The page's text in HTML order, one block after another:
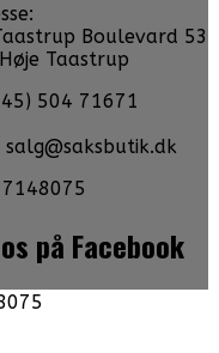
Boulevard 53
Taastrup
504 71671
salg@saksbutik.dk
på Facebook